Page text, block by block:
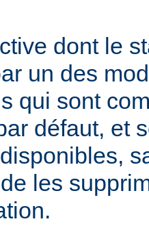
dont le
un des
qui sont
défaut, et
les